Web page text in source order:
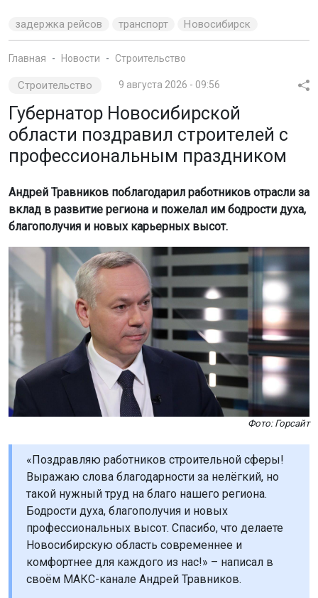
задержка рейсов транспорт Новосибирск
Главная Новости Строительство
Строительство 9 августа 2026 - 09:56
Губернатор Новосибирской
области поздравил строителей с
профессиональным праздником
Андрей Травников поблагодарил работников отрасли за
вклад в развитие региона и пожелал им бодрости духа,
благополучия и новых карьерных высот.
Фото: Горсайт
«Поздравляю работников строительной сферы!
Выражаю слова благодарности за нелёгкий, но
такой нужный труд на благо нашего региона.
Бодрости духа, благополучия и новых
профессиональных высот. Спасибо, что делаете
Новосибирскую область современнее и
комфортнее для каждого из нас!» – написал в
своём МАКС-канале Андрей Травников.